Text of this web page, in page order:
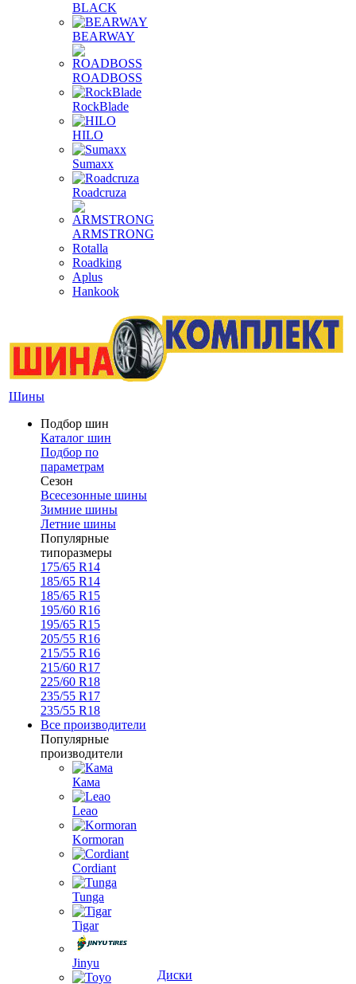
BLACK
BEARWAY
ROADBOSS
RockBlade
HILO
Sumaxx
Roadcruza
ARMSTRONG
Rotalla
Roadking
Aplus
Hankook
Шины
Подбор шин
Каталог шин
Подбор по
параметрам
Сезон
Всесезонные шины
Зимние шины
Летние шины
Популярные
типоразмеры
175/65 R14
185/65 R14
185/65 R15
195/60 R16
195/65 R15
205/55 R16
215/55 R16
215/60 R17
225/60 R18
235/55 R17
235/55 R18
Все производители
Популярные
производители
Кама
Leao
Kormoran
Cordiant
Tunga
Tigar
Jinyu
Диски